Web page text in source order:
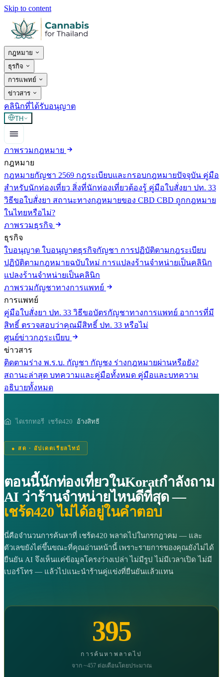
Skip to content
กฎหมาย
ธุรกิจ
การแพทย์
ข่าวสาร
คลินิกที่ได้รับอนุญาต
TH
ภาพรวมกฎหมาย
กฎหมาย
กฎหมายกัญชา 2569 กฎระเบียบและกรอบกฎหมายปัจจุบัน คู่มือ
สำหรับนักท่องเที่ยว สิ่งที่นักท่องเที่ยวต้องรู้ คู่มือใบสั่งยา ปท. 33
วิธีขอใบสั่งยา สถานะทางกฎหมายของ CBD CBD ถูกกฎหมาย
ในไทยหรือไม่?
ภาพรวมธุรกิจ
ธุรกิจ
ใบอนุญาต ใบอนุญาตธุรกิจกัญชา การปฏิบัติตามกฎระเบียบ
ปฏิบัติตามกฎหมายฉบับใหม่ การแปลงร้านจำหน่ายเป็นคลินิก
แปลงร้านจำหน่ายเป็นคลินิก
ภาพรวมกัญชาทางการแพทย์
การแพทย์
คู่มือใบสั่งยา ปท. 33 วิธีขอบัตรกัญชาทางการแพทย์ อาการที่มี
สิทธิ์ ตรวจสอบว่าคุณมีสิทธิ์ ปท. 33 หรือไม่
ศูนย์ข่าวกฎระเบียบ
ข่าวสาร
ติดตามร่าง พ.ร.บ. กัญชา กัญชง ร่างกฎหมายผ่านหรือยัง?
สถานะล่าสุด บทความและคู่มือทั้งหมด คู่มือและบทความ
อธิบายทั้งหมด
ไดเรกทอรี เชร้ด420 อ้างสิทธิ์
● สด · อัปเดตเรียลไทม์
ตอนนี้นักท่องเที่ยวในKoratกำลังถาม
AI ว่าร้านจำหน่ายไหนดีที่สุด —
เชร้ด420 ไม่ได้อยู่ในคำตอบ
นี่คือจำนวนการค้นหาที่ เชร้ด420 พลาดไปในกรกฎาคม — และ
ตัวเลขยังไต่ขึ้นขณะที่คุณอ่านหน้านี้ เพราะรายการของคุณยังไม่ได้
ยืนยัน AI จึงเห็นแค่ข้อมูลโครงว่างเปล่า ไม่มีรูป ไม่มีเวลาเปิด ไม่มี
เบอร์โทร — แล้วไปแนะนำร้านคู่แข่งที่ยืนยันแล้วแทน
395
การค้นหาพลาดไป
จาก ~457 ต่อเดือนโดยประมาณ